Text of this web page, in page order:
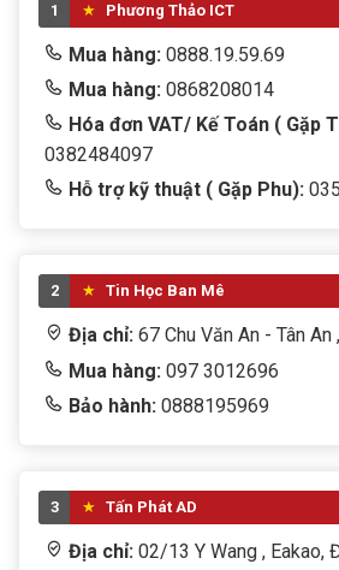
1 Phương Thảo ICT
Mua hàng: 0888.19.59.69
Mua hàng: 0868208014
Hóa đơn VAT/ Kế Toán ( Gặp
0382484097
Hỗ trợ kỹ thuật ( Gặp Phu):
2 Tin Học Ban Mê
Địa chỉ: 67 Chu Văn An - Tân
Mua hàng: 097 3012696
Bảo hành: 0888195969
3 Tấn Phát AD
Địa chỉ: 02/13 Y Wang , Eakao,